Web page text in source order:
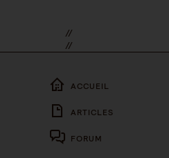
//
//
ACCUEIL
ARTICLES
FORUM